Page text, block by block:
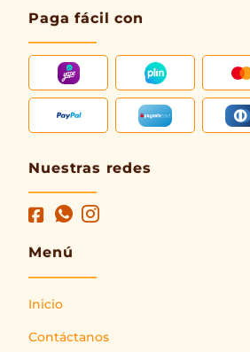
Paga fácil con
Nuestras redes
Menú
Inicio
Contáctanos